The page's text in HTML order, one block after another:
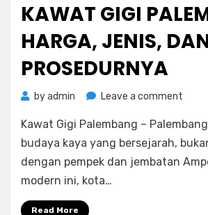
KAWAT GIGI
HARGA, JENIS,
PROSEDURNYA
byadmin Leave a comment
Gigi
Kawat Gigi Palembang –
budaya kaya yang bersejarah,
dengan pempek dan jembatan
modern ini, kota…
Read More